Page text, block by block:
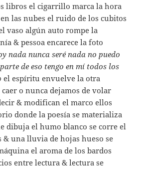
libros el cigarrillo marca la hora
las nubes el ruido de los cubitos
vaso algún auto rompe la
& pessoa encarece la foto
nada nunca seré nada no puedo
de eso tengo en mí todos los
el espíritu envuelve la otra
o nunca dejamos de volar
& modifican el marco ellos
donde la poesía se materializa
dibuja el humo blanco se corre el
& una lluvia de hojas hueso se
el aroma de los bardos
entre lectura & lectura se